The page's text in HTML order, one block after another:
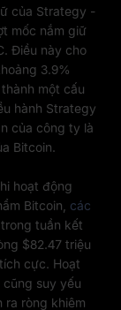
của Strategy -
mốc nắm giữ
Điều này cho
3.9%
một cấu
hành Strategy
của công ty là
Bitcoin.
hoạt động
Bitcoin, các
tuần kết
$82.47 triệu
cực. Hoạt
suy yếu
ra ròng khiêm